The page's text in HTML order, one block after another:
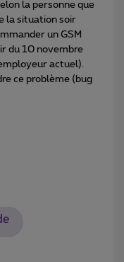
la personne que
la situation soir
un GSM
du 10 novembre
actuel).
ce problème (bug